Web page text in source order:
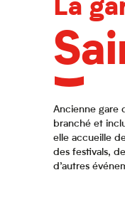
La
Ancienne gare
branché et
elle accueille
des festivals,
d’autres